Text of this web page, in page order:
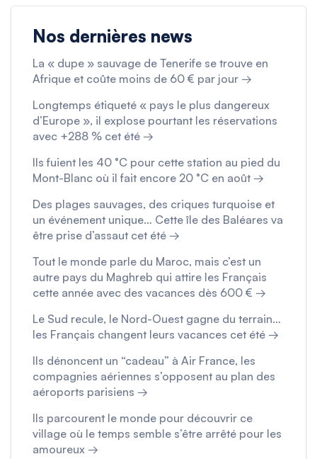
Nos dernières news
La « dupe » sauvage de Tenerife se trouve en
Afrique et coûte moins de 60 € par jour →
Longtemps étiqueté « pays le plus dangereux
d’Europe », il explose pourtant les réservations
avec +288 % cet été →
Ils fuient les 40 °C pour cette station au pied du
Mont-Blanc où il fait encore 20 °C en août →
Des plages sauvages, des criques turquoise et
un événement unique… Cette île des Baléares va
être prise d’assaut cet été →
Tout le monde parle du Maroc, mais c’est un
autre pays du Maghreb qui attire les Français
cette année avec des vacances dès 600 € →
Le Sud recule, le Nord-Ouest gagne du terrain…
les Français changent leurs vacances cet été →
Ils dénoncent un “cadeau” à Air France, les
compagnies aériennes s’opposent au plan des
aéroports parisiens →
Ils parcourent le monde pour découvrir ce
village où le temps semble s’être arrêté pour les
amoureux →